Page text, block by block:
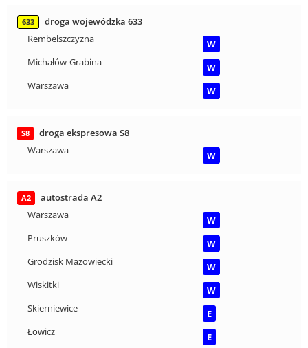
633
droga wojewódzka 633
Rembelszczyzna
W
Michałów-Grabina
W
Warszawa
W
S8
droga ekspresowa S8
Warszawa
W
A2
autostrada A2
Warszawa
W
Pruszków
W
Grodzisk Mazowiecki
W
Wiskitki
W
Skierniewice
E
Łowicz
E